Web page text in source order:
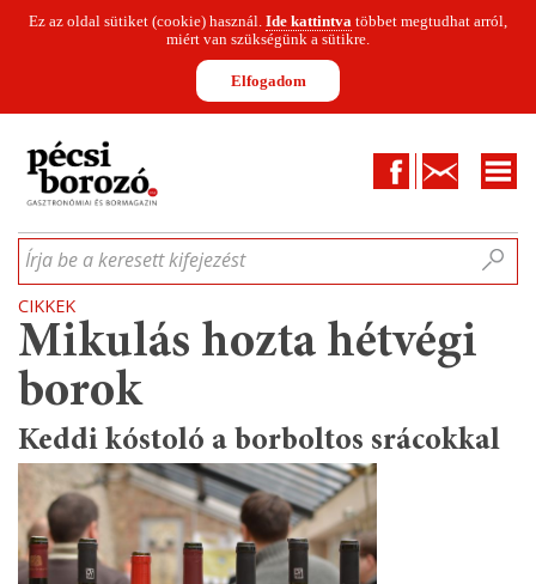
Ez az oldal sütiket (cookie) használ. Ide kattintva többet megtudhat arról,
miért van szükségünk a sütikre.
Elfogadom
FacebookKapcsolat
CIKKEKHÍREKINFOGRAFIKÁKMUNKATÁRSAKWINESOFA
Írja be a keresett kifejezést
CIKKEK
Mikulás hozta hétvégi
borok
Keddi kóstoló a borboltos srácokkal